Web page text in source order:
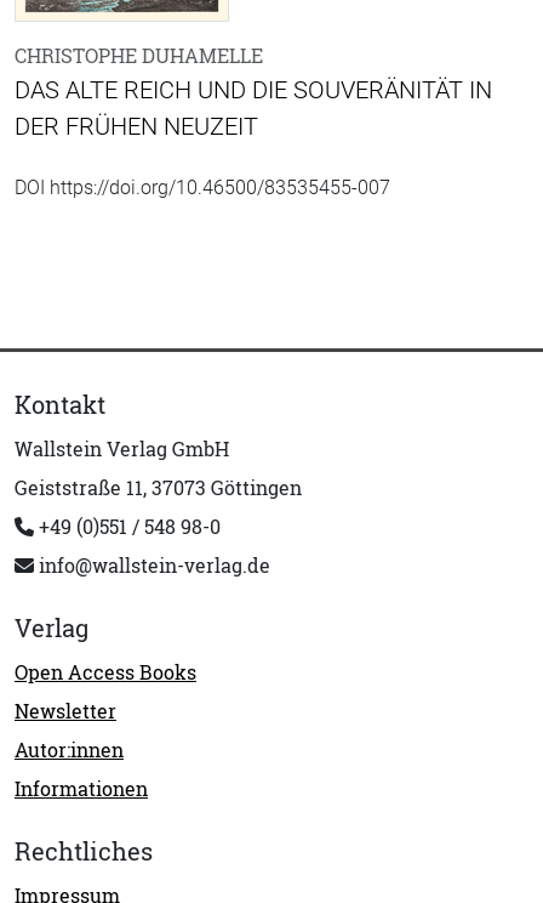
CHRISTOPHE DUHAMELLE
DAS ALTE REICH UND DIE SOUVERÄNITÄT IN
DER FRÜHEN NEUZEIT
DOI https://doi.org/10.46500/83535455-007
Kontakt
Wallstein Verlag GmbH
Geiststraße 11, 37073 Göttingen
+49 (0)551 / 548 98-0
info@wallstein-verlag.de
Verlag
Open Access Books
Newsletter
Autor:innen
Informationen
Rechtliches
Impressum